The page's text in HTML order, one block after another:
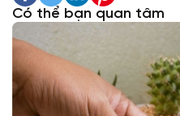
Có thể bạn quan tâm